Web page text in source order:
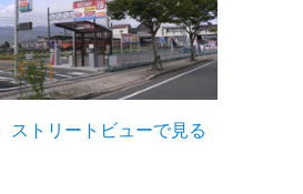
ストリートビューで見る